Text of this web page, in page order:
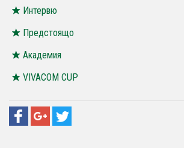
Интервю
Предстоящо
Академия
VIVACOM CUP